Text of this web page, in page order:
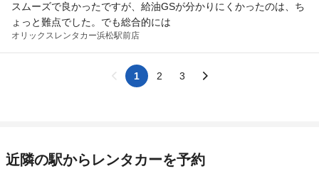
スムーズで良かったですが、給油GSが分かりにくかったのは、ち
ょっと難点でした。でも総合的には
オリックスレンタカー浜松駅前店
1 2 3
近隣の駅からレンタカーを予約